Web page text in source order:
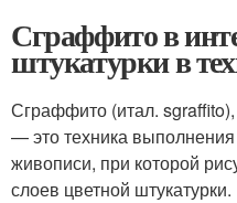
Сграффито в
штукатурки в
Сграффито (итал.
— это техника
живописи, при которой
слоев цветной штукатурки.